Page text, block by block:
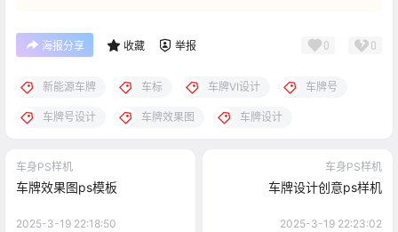
海报分享 收藏 举报 0 0
新能源车牌 车标 车牌VI设计 车牌号
车牌号设计 车牌效果图 车牌设计
车身PS样机
车牌效果图ps模板
2025-3-19 22:18:50
车身PS样机
车牌设计创意ps样机
2025-3-19 22:23:02